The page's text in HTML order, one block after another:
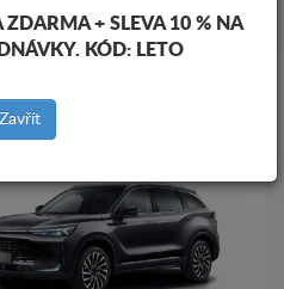
vozidel
na produkty
ZDARMA + SLEVA 10 % NA
KÓD: LETO
Zavřít